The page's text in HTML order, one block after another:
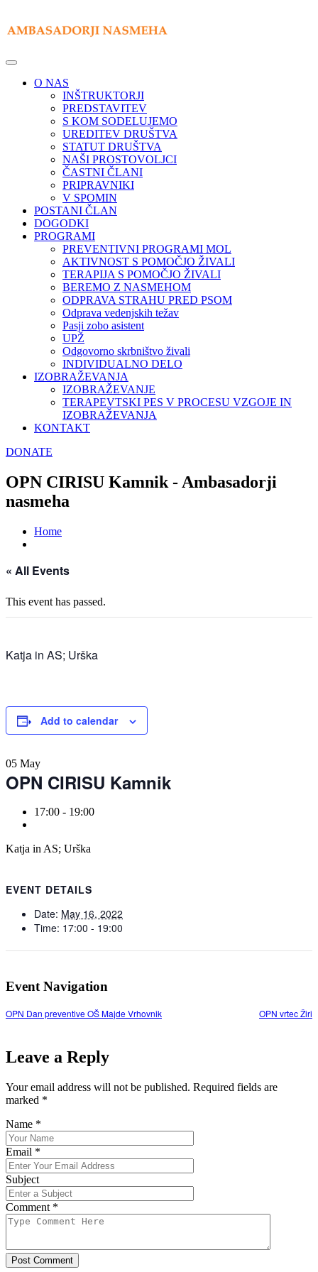
O NAS
INŠTRUKTORJI
PREDSTAVITEV
S KOM SODELUJEMO
UREDITEV DRUŠTVA
STATUT DRUŠTVA
NAŠI PROSTOVOLJCI
ČASTNI ČLANI
PRIPRAVNIKI
V SPOMIN
POSTANI ČLAN
DOGODKI
PROGRAMI
PREVENTIVNI PROGRAMI MOL
AKTIVNOST S POMOČJO ŽIVALI
TERAPIJA S POMOČJO ŽIVALI
BEREMO Z NASMEHOM
ODPRAVA STRAHU PRED PSOM
Odprava vedenjskih težav
Pasji zobo asistent
UPŽ
Odgovorno skrbništvo živali
INDIVIDUALNO DELO
IZOBRAŽEVANJA
IZOBRAŽEVANJE
TERAPEVTSKI PES V PROCESU VZGOJE IN
IZOBRAŽEVANJA
KONTAKT
DONATE
OPN CIRISU Kamnik - Ambasadorji
nasmeha
Home
« All Events
This event has passed.
Katja in AS; Urška
Add to calendar
05 May
OPN CIRISU Kamnik
17:00 - 19:00
Katja in AS; Urška
EVENT DETAILS
Date: May 16, 2022
Time: 17:00 - 19:00
Event Navigation
OPN Dan preventive OŠ Majde Vrhovnik OPN vrtec Žiri
Leave a Reply
Your email address will not be published. Required fields are
marked *
Name *
Email *
Subject
Comment *
Post Comment